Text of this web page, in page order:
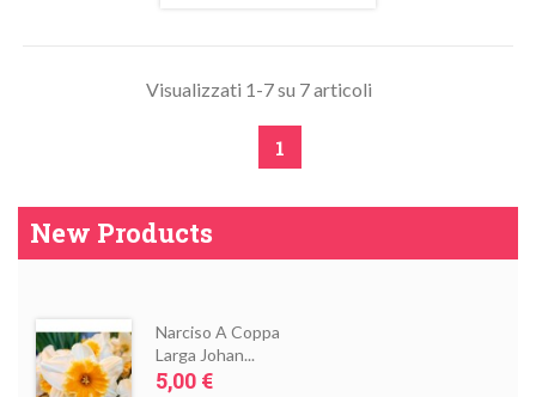
Visualizzati 1-7 su 7 articoli
1
New Products
Narciso A Coppa
Larga Johan...
Prezzo
5,00 €